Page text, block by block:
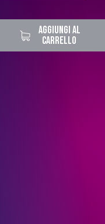
AGGIUNGI AL
CARRELLO